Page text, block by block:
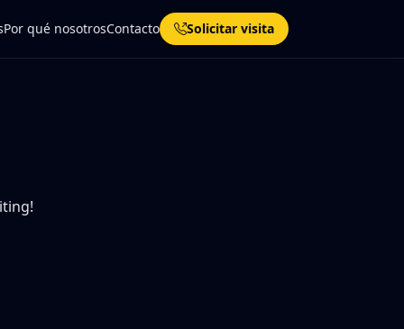
Por qué nosotrosContacto Solicitar visita